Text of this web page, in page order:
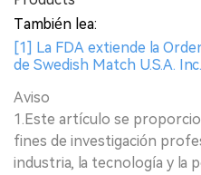
También lea:
[1] La FDA extiende la
de Swedish Match U.S.A. Inc.
Aviso
1.Este artículo se
fines de investigación
industria, la tecnología y la